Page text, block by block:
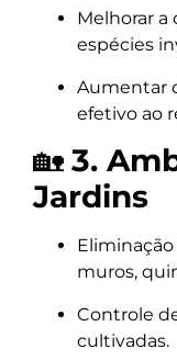
Melhorar
espécies
Aumentar
efetivo ao
🏡 3.
Jardins
muros,
Controle
cultivadas.